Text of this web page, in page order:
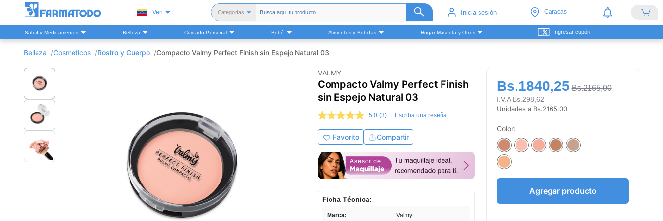
Ven Categorías
Todas
Belleza
Inicia sesión Caracas
Salud y Medicamentos Belleza Cuidado Personal Bebé Alimentos y Bebidas Hogar Mascota y Otros Ingresar cupón
Belleza Cosméticos Rostro y Cuerpo Compacto Valmy Perfect Finish sin Espejo Natural 03
VALMY
Compacto Valmy Perfect Finish
sin Espejo Natural 03
5.0
de
estrellas,
valor
medio
de
valoración.
Read
Reviews.
5.0 (3) Escriba una reseña
Favorito Compartir
Ficha Técnica:
Marca: Valmy
Bs.1840,25 Bs.2165,00
I.V.A Bs.298,62
Unidades a Bs.2165,00
Color:
Agregar producto